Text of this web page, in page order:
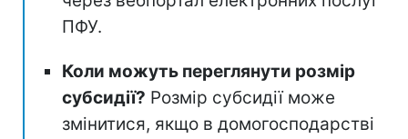
ПФУ.
Коли можуть переглянути розмір
субсидії? Розмір субсидії може
змінитися, якщо в домогосподарстві